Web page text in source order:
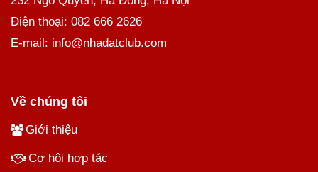
Điện thoại: 082 666 2626
E-mail: info@nhadatclub.com
Về chúng tôi
Giới thiệu
Cơ hội hợp tác